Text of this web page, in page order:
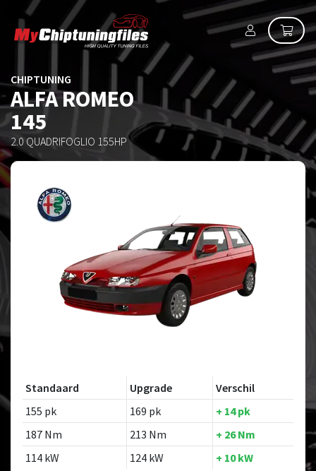
CHIPTUNING
ALFA ROMEO
145
2.0 QUADRIFOGLIO 155HP
Standaard Upgrade
Verschil
155 pk
169 pk
+ 14 pk
187 Nm
213 Nm
+ 26 Nm
114 kW
124 kW + 10 kW